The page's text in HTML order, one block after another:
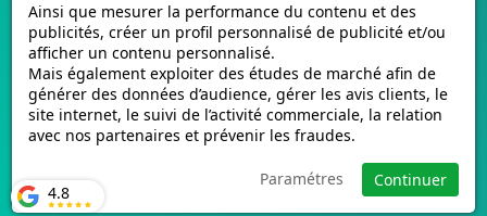
E-mmat.fr
www.e-mmat.fr
440 Rue de la Pièce Léger
21160 Marsannay-la-Côte, FRANCE
4.8
Ainsi que mesurer la performance du contenu et des
publicités, créer un profil personnalisé de publicité et/ou
afficher un contenu personnalisé.
Mais également exploiter des études de marché afin de
générer des données d’audience, gérer les avis clients, le
site internet, le suivi de l’activité commerciale, la relation
avec nos partenaires et prévenir les fraudes.
Continuer
Paramétres